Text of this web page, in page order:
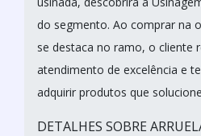
do segmento. Ao comprar na
se destaca no ramo, o cliente
atendimento de excelência e
adquirir produtos que
DETALHES SOBRE